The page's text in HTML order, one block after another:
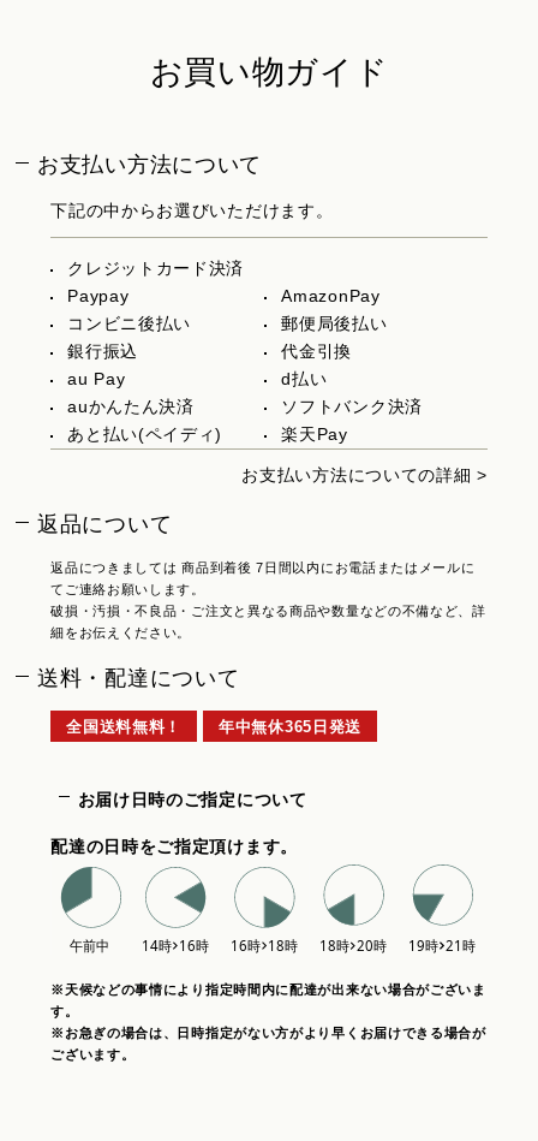
お買い物ガイド
お支払い方法について
下記の中からお選びいただけます。
クレジットカード決済
Paypay
AmazonPay
コンビニ後払い
郵便局後払い
銀行振込
代金引換
au Pay
d払い
auかんたん決済
ソフトバンク決済
あと払い(ペイディ)
楽天Pay
お支払い方法についての詳細 >
返品について
返品につきましては 商品到着後 7日間以内にお電話またはメールに
てご連絡お願いします。
破損・汚損・不良品・ご注文と異なる商品や数量などの不備など、詳
細をお伝えください。
送料・配達について
全国送料無料！ 年中無休365日発送
お届け日時のご指定について
配達の日時をご指定頂けます。
※天候などの事情により指定時間内に配達が出来ない場合がございま
す。
※お急ぎの場合は、日時指定がない方がより早くお届けできる場合が
ございます。